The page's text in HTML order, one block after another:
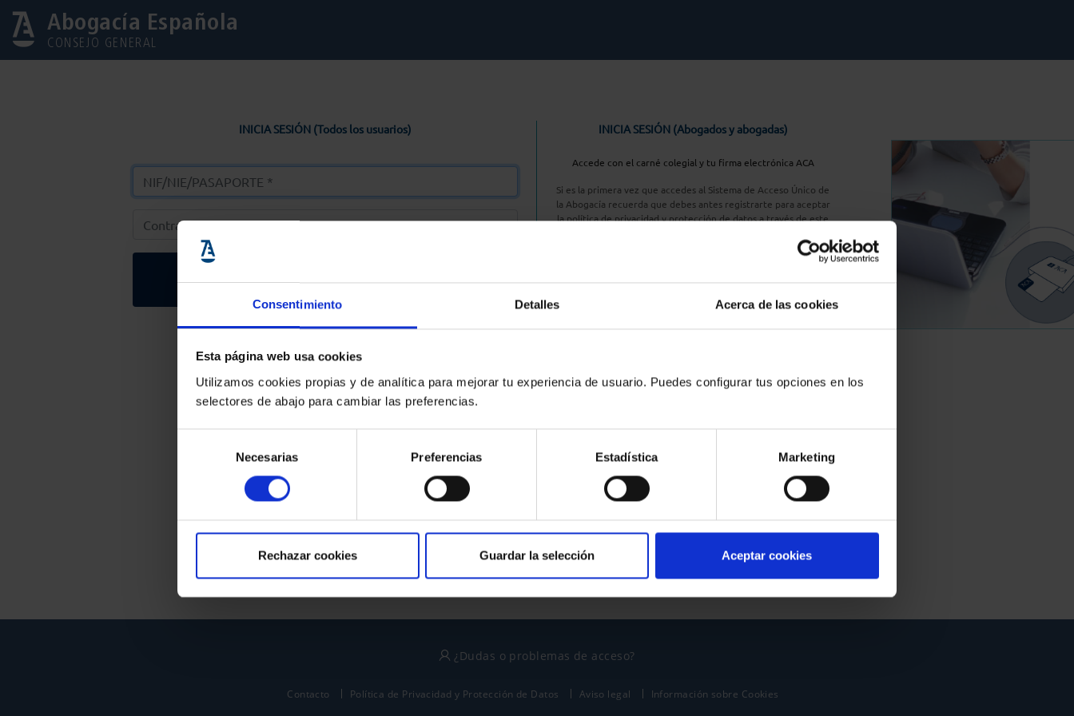
Consentimiento Detalles Acerca de las cookies
Esta página web usa cookies
Utilizamos cookies propias y de analítica para mejorar tu experiencia de usuario. Puedes configurar tus opciones en los
selectores de abajo para cambiar las preferencias.
consentimiento
Necesarias Preferencias Estadística Marketing
Rechazar cookies Guardar la selección Aceptar cookies
Abogacía Española
CONSEJO GENERAL
INICIA SESIÓN (Todos los usuarios)
Entrar
Solicitar Contraseña
INICIA SESIÓN (Abogados y abogadas)
Accede con el carné colegial y tu firma electrónica ACA
Si es la primera vez que accedes al Sistema de Acceso Único de
la Abogacía recuerda que debes antes registrarte para aceptar
la política de privacidad y protección de datos a través de este
Entrar con ACA Plus
¿No tienes cuenta?
política de privacidad
y términos del servicio
¿Dudas o problemas de acceso?
Contacto Política de Privacidad y Protección de Datos Aviso legal Información sobre Cookies